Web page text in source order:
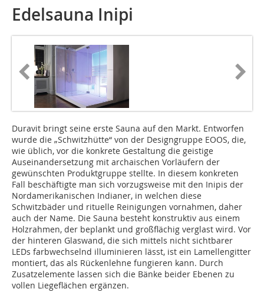
Edelsauna Inipi
Duravit bringt seine erste Sauna auf den Markt. Entworfen
wurde die „Schwitzhütte“ von der Designgruppe EOOS, die,
wie üblich, vor die konkrete Gestaltung die geistige
Auseinandersetzung mit archaischen Vorläufern der
gewünschten Produktgruppe stellte. In diesem konkre­ten
Fall beschäftigte man sich vorzugsweise mit den Inipis der
Nordamerikanischen Indianer, in welchen diese
Schwitzbäder und rituelle Reinigungen vornahmen, daher
auch der Name. Die Sauna besteht konstruktiv aus einem
Holzrahmen, der beplankt und großflächig verglast wird. Vor
der hinteren Glaswand, die sich mittels nicht sichtbarer
LEDs farbwechselnd illuminieren lässt, ist ein Lamellengitter
montiert, das als Rückenlehne fungieren kann. Durch
Zusatzelemente lassen sich die Bänke beider Ebenen zu
vollen Liegeflächen ergänzen.